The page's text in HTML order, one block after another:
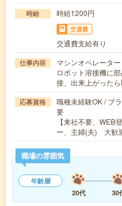
時給 時給1200円
交通費
交通費支給有り
仕事内容
マシンオペレーター
ロボット溶接機に
接、出来上がった
応募資格
職種未経験OK / ブ
要
【来社不要、WEB
ー、主婦(夫) 大歓
職場の雰囲気
年齢層
20代
30